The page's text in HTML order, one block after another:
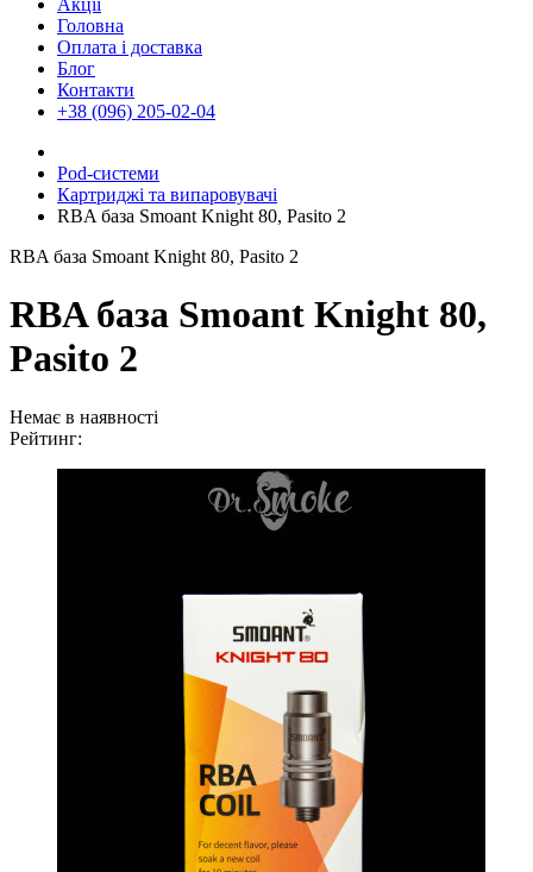
Акції
Головна
Оплата і доставка
Блог
Контакти
+38 (096) 205-02-04
Pod-системи
Картриджі та випаровувачі
RBA база Smoant Knight 80, Pasito 2
RBA база Smoant Knight 80, Pasito 2
RBA база Smoant Knight 80,
Pasito 2
Немає в наявності
Рейтинг: